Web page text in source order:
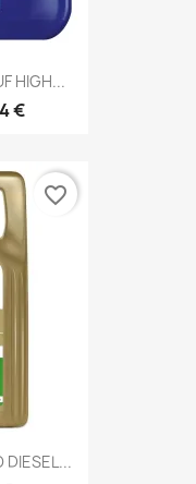
HIGH...
€
DIESEL...
favorite_border